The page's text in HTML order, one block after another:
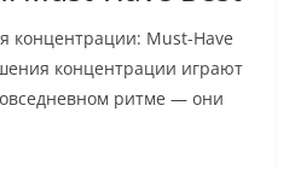
концентрации: Must-Have
концентрации играют
ритме — они